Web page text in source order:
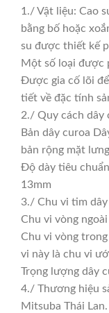
1./ Vật liệu: Cao
bằng bố hoặc
su được thiết kế
Một số loại được
Được gia cố lõi
tiết về đặc tính
2./ Quy cách dây
Bản dây curoa
bản rộng mặt
Độ dày tiêu
13mm
3./ Chu vi tim
Chu vi vòng
Chu vi vòng
vi này là chu vi
Trọng lượng dây
4./ Thương hiệu
Mitsuba Thái